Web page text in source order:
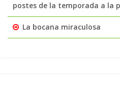
postes de la temporada a la
La bocana miraculosa